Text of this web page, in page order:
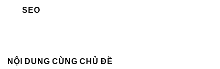
SEO
NỘI DUNG CÙNG CHỦ ĐỀ